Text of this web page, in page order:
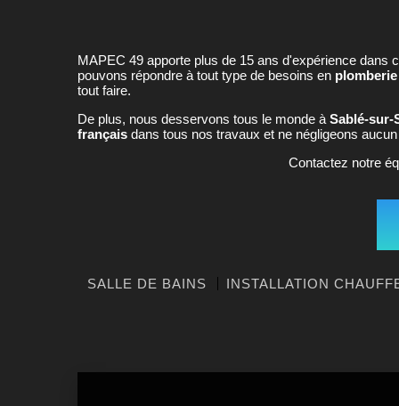
MAPEC 49 apporte plus de 15 ans d'expérience dans
pouvons répondre à tout type de besoins en plomberie
tout faire.
De plus, nous desservons tous le monde à Sablé-sur-
français dans tous nos travaux et ne négligeons
Contactez notre
SALLE DE BAINS INSTALLATION